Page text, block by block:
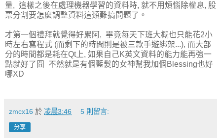
量, 這樣之後在處理機器學習的資料時, 就不用煩惱除權息, 股
票分割要怎麼調整資料這類難搞問題了。
才第一個禮拜就覺得好累阿, 畢竟每天下班大概也只能花2小
時左右寫程式 (而剩下的時間則是被三款手遊綁架...), 而大部
分的時間都是耗在Qt上, 如果自己K英文資料的能力能再強一
點就好了囧 不然就是有個藍髮的女神幫我加個Blessing也好
哪XD
zmcx16 於 凌晨3:46 5 則留言:
分享